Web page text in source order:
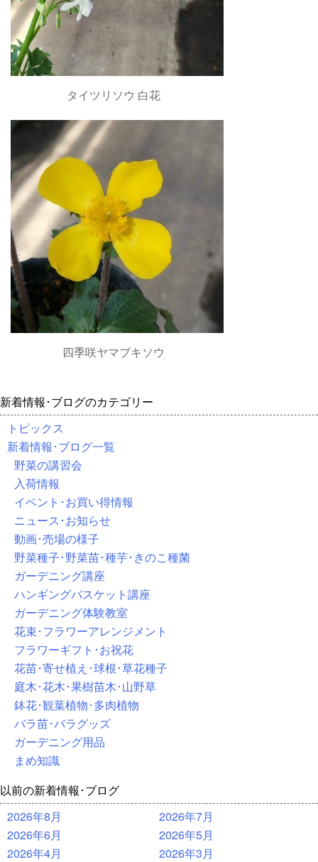
タイツリソウ 白花
四季咲ヤマブキソウ
新着情報･ブログのカテゴリー
トピックス
新着情報･ブログ一覧
野菜の講習会
入荷情報
イベント･お買い得情報
ニュース･お知らせ
動画･売場の様子
野菜種子･野菜苗･種芋･きのこ種菌
ガーデニング講座
ハンギングバスケット講座
ガーデニング体験教室
花束･フラワーアレンジメント
フラワーギフト･お祝花
花苗･寄せ植え･球根･草花種子
庭木･花木･果樹苗木･山野草
鉢花･観葉植物･多肉植物
バラ苗･バラグッズ
ガーデニング用品
まめ知識
以前の新着情報･ブログ
2026年8月
2026年7月
2026年6月
2026年5月
2026年4月
2026年3月